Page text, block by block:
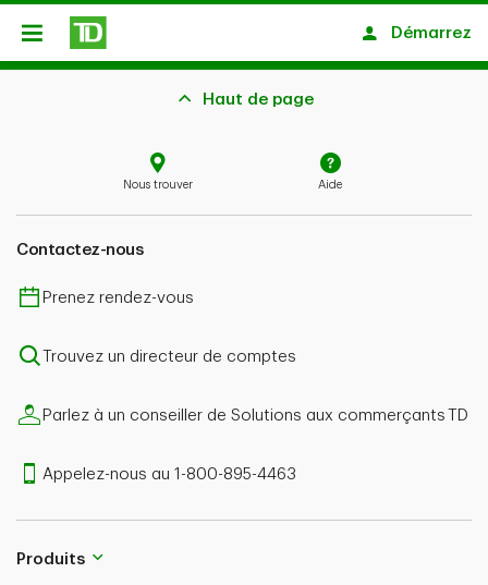
Passer au contenu principal
Ouvert
Démarrez
Haut de page
Nous trouver Aide
Contactez-nous
Prenez rendez-vous
Trouvez un directeur de comptes
Parlez à un conseiller de Solutions aux commerçants TD
Appelez-nous au 1-800-895-4463
Produits